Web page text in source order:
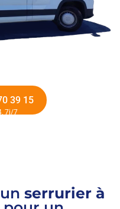
39 15
7j/7
serrurier à